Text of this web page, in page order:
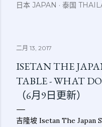
日本 JAPAN 泰国
二月 13, 2017
ISETAN THE
TABLE - WHAT
（6月9日更新）
吉隆坡 Isetan The Japan